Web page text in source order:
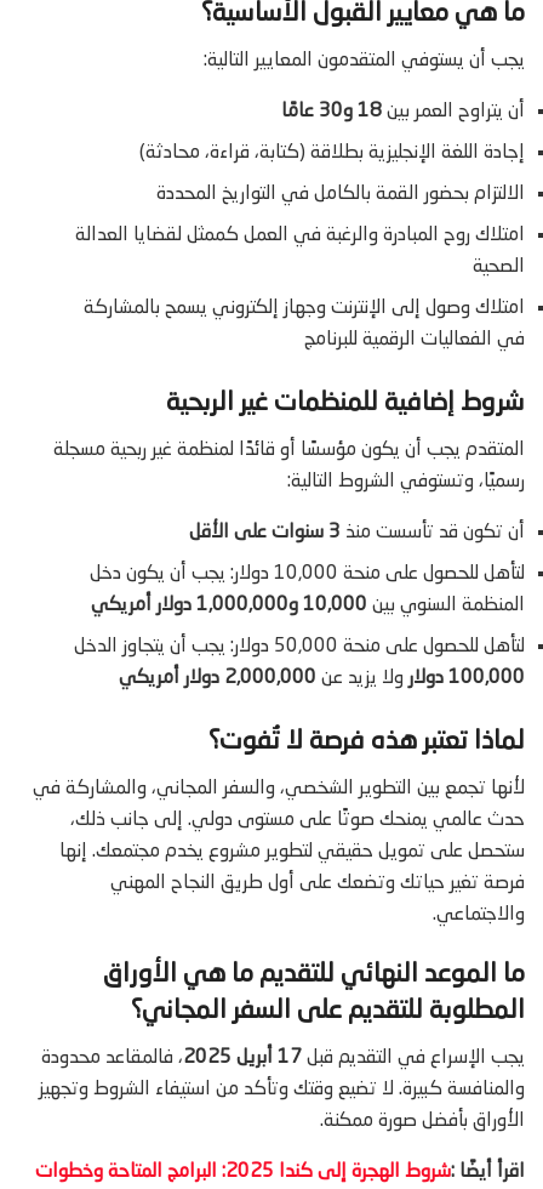
ما هي معايير القبول الأساسية؟
يجب أن يستوفي المتقدمون المعايير التالية:
أن يتراوح العمر بين 18 و30 عامًا
إجادة اللغة الإنجليزية بطلاقة (كتابة، قراءة، محادثة)
الالتزام بحضور القمة بالكامل في التواريخ المحددة
امتلاك روح المبادرة والرغبة في العمل كممثل لقضايا العدالة
الصحية
امتلاك وصول إلى الإنترنت وجهاز إلكتروني يسمح بالمشاركة
في الفعاليات الرقمية للبرنامج
شروط إضافية للمنظمات غير الربحية
المتقدم يجب أن يكون مؤسسًا أو قائدًا لمنظمة غير ربحية مسجلة
رسميًا، وتستوفي الشروط التالية:
أن تكون قد تأسست منذ 3 سنوات على الأقل
لتأهل للحصول على منحة 10,000 دولار: يجب أن يكون دخل
المنظمة السنوي بين 10,000 و1,000,000 دولار أمريكي
لتأهل للحصول على منحة 50,000 دولار: يجب أن يتجاوز الدخل
100,000 دولار
ولا يزيد عن 2,000,000 دولار أمريكي
لماذا تعتبر هذه فرصة لا تُفوت؟
لأنها تجمع بين التطوير الشخصي، والسفر المجاني، والمشاركة في
حدث عالمي يمنحك صوتًا على مستوى دولي. إلى جانب ذلك،
ستحصل على تمويل حقيقي لتطوير مشروع يخدم مجتمعك. إنها
فرصة تغير حياتك وتضعك على أول طريق النجاح المهني
والاجتماعي.
ما الموعد النهائي للتقديم ما هي الأوراق
المطلوبة للتقديم على السفر المجاني؟
يجب الإسراع في التقديم قبل 17 أبريل 2025
، فالمقاعد محدودة
والمنافسة كبيرة. لا تضيع وقتك وتأكد من استيفاء الشروط وتجهيز
الأوراق بأفضل صورة ممكنة.
اقرأ أيضًا :
شروط الهجرة إلى كندا 2025: البرامج المتاحة وخطوات